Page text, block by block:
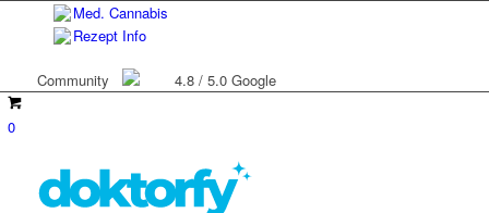
Med. Cannabis
Rezept Info
Community 4.8 / 5.0 Google
0